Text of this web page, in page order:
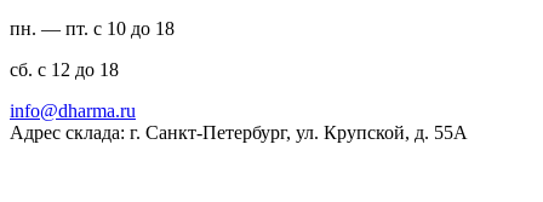
пн. — пт. с 10 до 18
сб. с 12 до 18
ur.amrahd@ofni
Адрес склада: г. Санкт-Петербург, ул. Крупской, д. 55А